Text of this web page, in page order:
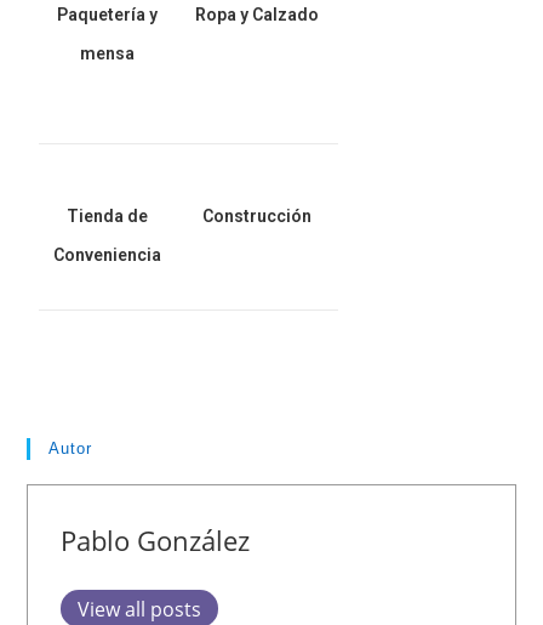
Paquetería y
mensa
Ropa y Calzado
Tienda de
Conveniencia
Construcción
Autor
Pablo González
View all posts